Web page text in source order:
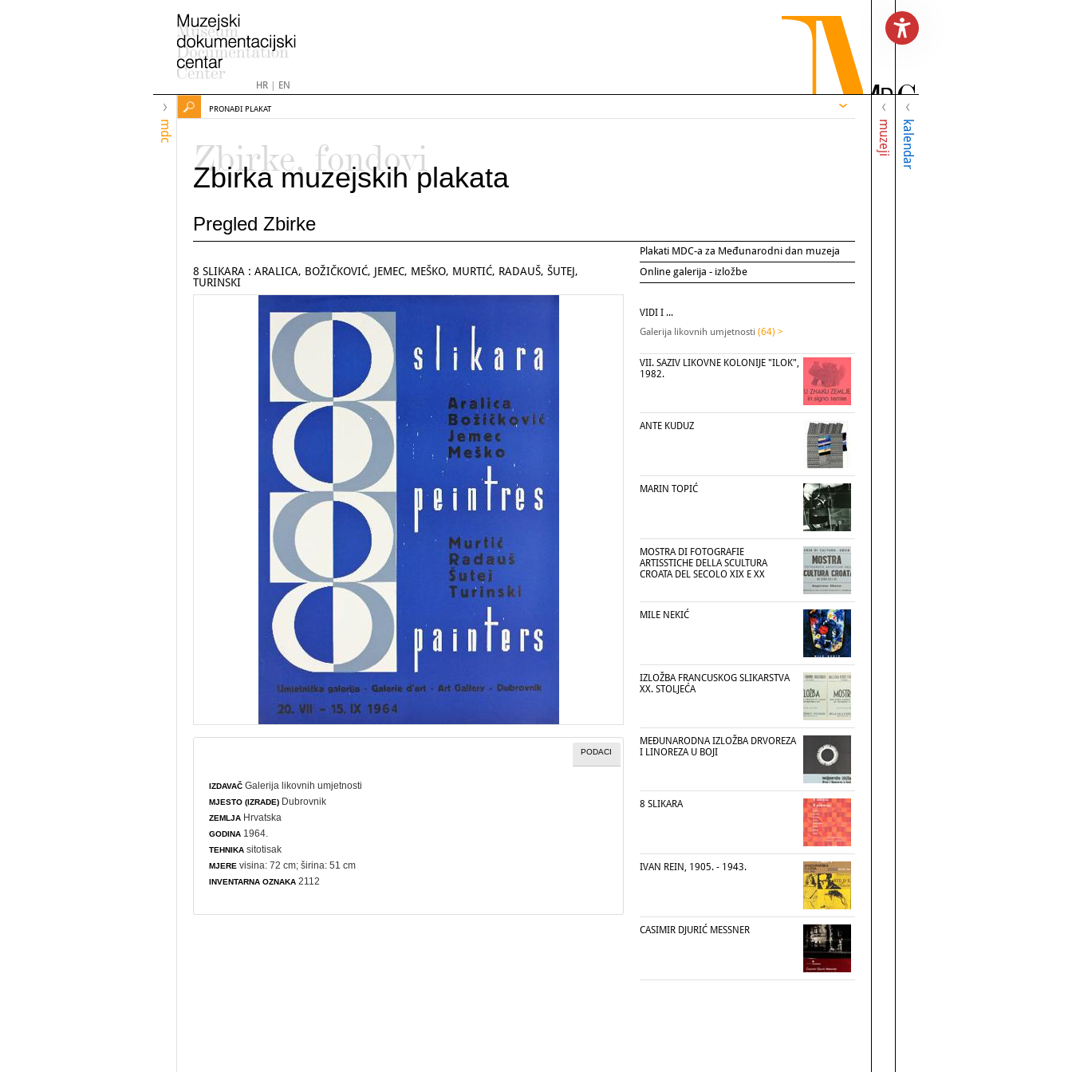
HR| EN
mdc muzeji kalendar
PRONAĐI PLAKAT
Zbirke, fondovi
Zbirka muzejskih plakata
Pregled Zbirke
Plakati MDC-a za Međunarodni dan muzeja
Online galerija - izložbe
8 SLIKARA : ARALICA, BOŽIČKOVIĆ, JEMEC, MEŠKO, MURTIĆ, RADAUŠ, ŠUTEJ,
TURINSKI
PODACI
IZDAVAČ Galerija likovnih umjetnosti
MJESTO (IZRADE) Dubrovnik
ZEMLJA Hrvatska
GODINA 1964.
TEHNIKA sitotisak
MJERE visina: 72 cm; širina: 51 cm
INVENTARNA OZNAKA 2112
VIDI I ...
Galerija likovnih umjetnosti (64) >
VII. SAZIV LIKOVNE KOLONIJE "ILOK",
1982.
ANTE KUDUZ
MARIN TOPIĆ
MOSTRA DI FOTOGRAFIE
ARTISSTICHE DELLA SCULTURA
CROATA DEL SECOLO XIX E XX
MILE NEKIĆ
IZLOŽBA FRANCUSKOG SLIKARSTVA
XX. STOLJEĆA
MEĐUNARODNA IZLOŽBA DRVOREZA
I LINOREZA U BOJI
8 SLIKARA
IVAN REIN, 1905. - 1943.
CASIMIR DJURIĆ MESSNER